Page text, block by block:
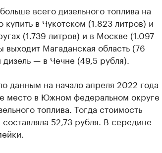
всего дизельного топлива на
в Чукотском (1.823 литров) и
(1.739 литров) и в Москве (1.097
Магаданская область (76
— в Чечне (49,5 рубля).
данным на начало апреля 2022 года
место в Южном федеральном округе
топлива. Тогда стоимость
52,73 рубля. В середине